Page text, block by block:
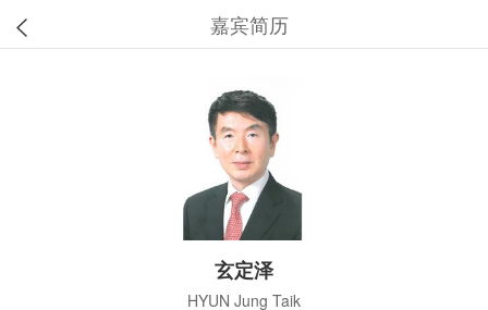
嘉宾简历
玄定泽
HYUN Jung Taik